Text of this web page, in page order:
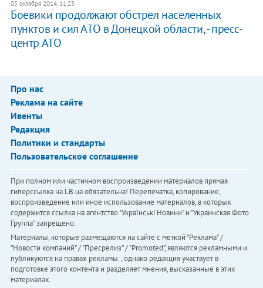
05 октября 2014, 11:23
Боевики продолжают обстрел населенных
пунктов и сил АТО в Донецкой области, - пресс-
центр АТО
Про нас
Реклама на сайте
Ивенты
Редакция
Политики и стандарты
Пользовательское соглашение
При полном или частичном воспроизведении материалов прямая
гиперссылка на LB.ua обязательна! Перепечатка, копирование,
воспроизведение или иное использование материалов, в которых
содержится ссылка на агентство "Українськi Новини" и "Украинская Фото
Группа" запрещено.
Материалы, которые размещаются на сайте с меткой "Реклама" /
"Новости компаний" / "Пресрелиз" / "Promoted", являются рекламными и
публикуются на правах рекламы. , однако редакция участвует в
подготовке этого контента и разделяет мнения, высказанные в этих
материалах.